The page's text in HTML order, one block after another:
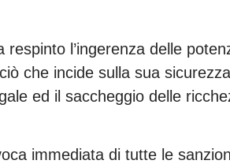
respinto l’ingerenza delle
che incide sulla sua
ed il saccheggio delle
immediata di tutte le